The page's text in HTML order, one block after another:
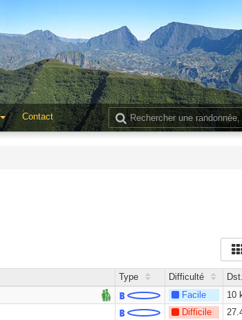
Contact
Type Difficulté Dst.
Facile 10
Difficile